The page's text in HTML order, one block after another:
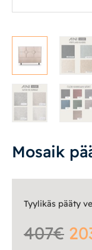
Kerros- ja
Yöpöydät
Lapsille
Lapsille
Pöydät ja
Säilytys
Matot
Mosaik
Tyylikäs pääty
407€